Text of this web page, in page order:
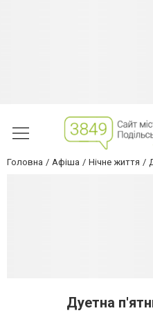
Головна Афіша Нічне життя
Дуетна